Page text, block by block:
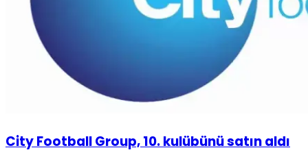
City Football Group, 10. kulübünü satın aldı